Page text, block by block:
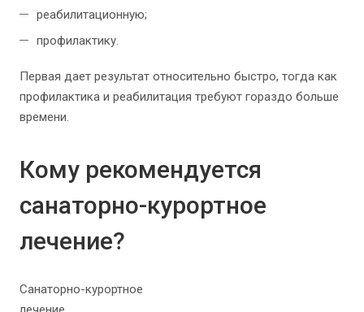
реабилитационную;
профилактику.
Первая дает результат относительно быстро, тогда как
профилактика и реабилитация требуют гораздо больше
времени.
Кому рекомендуется
санаторно-курортное
лечение?
Санаторно-курортное